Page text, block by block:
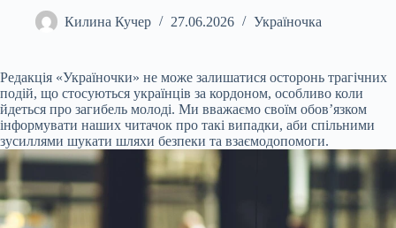
Килина Кучер 27.06.2026 Україночка
Редакція «Україночки» не може залишатися осторонь трагічних
подій, що стосуються українців за кордоном, особливо коли
йдеться про загибель молоді. Ми вважаємо своїм обов’язком
інформувати наших читачок про такі випадки, аби спільними
зусиллями шукати шляхи безпеки та взаємодопомоги.